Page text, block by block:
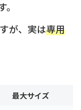
が、実は専用
最大サイズ